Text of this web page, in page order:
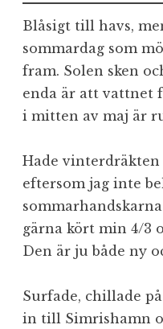
Blåsigt till havs,
sommardag som
fram. Solen sken
enda är att vattnet
i mitten av maj är
Hade
eftersom jag inte
gärna kört min 4/3
Den är ju både ny
Surfade, chillade
in till Simrishamn